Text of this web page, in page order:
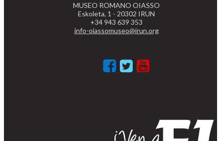
MUSEO ROMANO OIASSO
Eskoleta, 1 - 20302 IRUN
+34 943 639 353
info-oiassomuseo@irun.org